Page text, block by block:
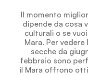
Il momento
dipende da cosa
culturali o se
Mara. Per
secche da
febbraio sono
il Mara offrono